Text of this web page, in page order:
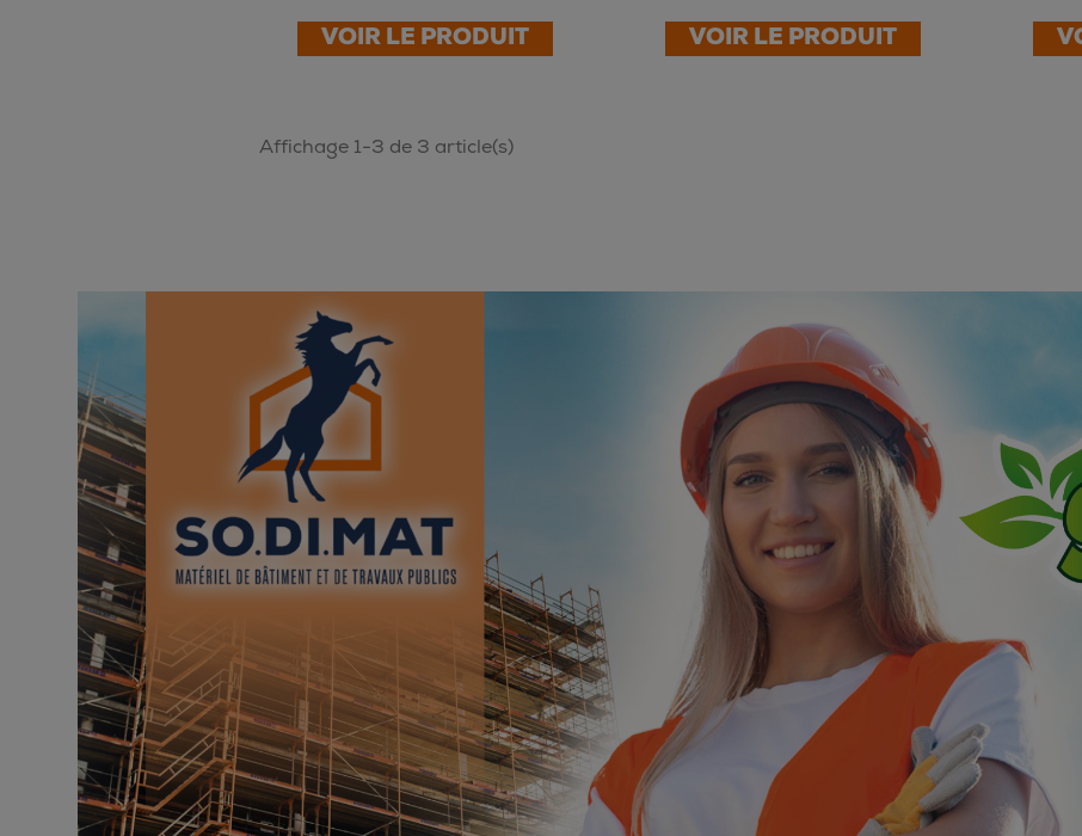
VOIR LE PRODUIT VOIR LE PRODUIT
Affichage 1-3 de 3 article(s)